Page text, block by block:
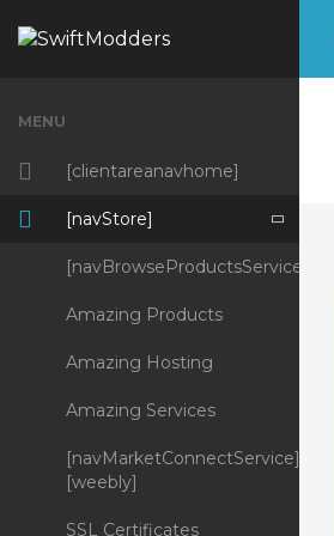
MENU
[clientareanavhome]
[navStore]
[navBrowseProductsServices]
Amazing Products
Amazing Hosting
Amazing Services
[navMarketConnectService]
[weebly]
SSL Certificates